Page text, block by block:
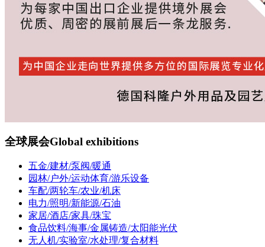
全球展会Global exhibitions
五金/建材/泵阀/暖通
园林/户外/运动体育/游乐设备
车配/两轮车/农业/机床
电力/照明/新能源/石油
家居/酒店/家具/珠宝
食品饮料/海事/金属铸造/太阳能光伏
无人机/实验室/水处理/复合材料